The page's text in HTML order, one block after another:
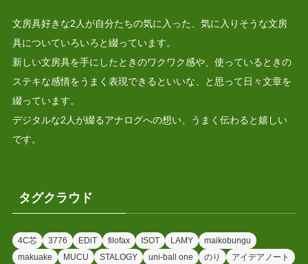
文房具好きな2人が自分たちの気に入った、気に入りそうな文房
具についていろいろと綴っています。
新しい文房具を手にしたときのワクワク感や、使っているときの
ステキな感情をうまく表現できるといいな、と思って日々文章を
綴っています。
デジタルな2人が綴るアナログへの想い、うまく伝わると嬉しい
です。
タグクラウド
4C芯 3776 EDiT filofax ISOT LAMY
maikobungu
makuake
MUCU STALOGY uni-ball one のり アイデアノート